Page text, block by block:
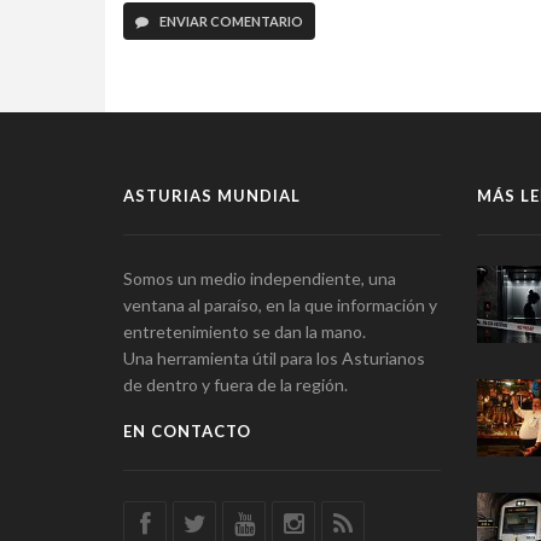
ENVIAR COMENTARIO
ASTURIAS MUNDIAL
Somos un medio independiente, una
ventana al paraíso, en la que información y
entretenimiento se dan la mano.
Una herramienta útil para los Asturianos
de dentro y fuera de la región.
EN CONTACTO
MÁS